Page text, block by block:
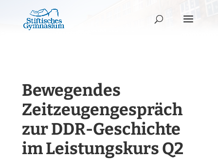
Bewegendes
Zeitzeugengespräch
zur DDR-Geschichte
im Leistungskurs Q2